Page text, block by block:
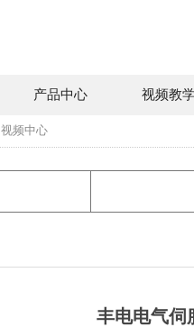
产品中心 视频教
视频中心
丰电电气伺